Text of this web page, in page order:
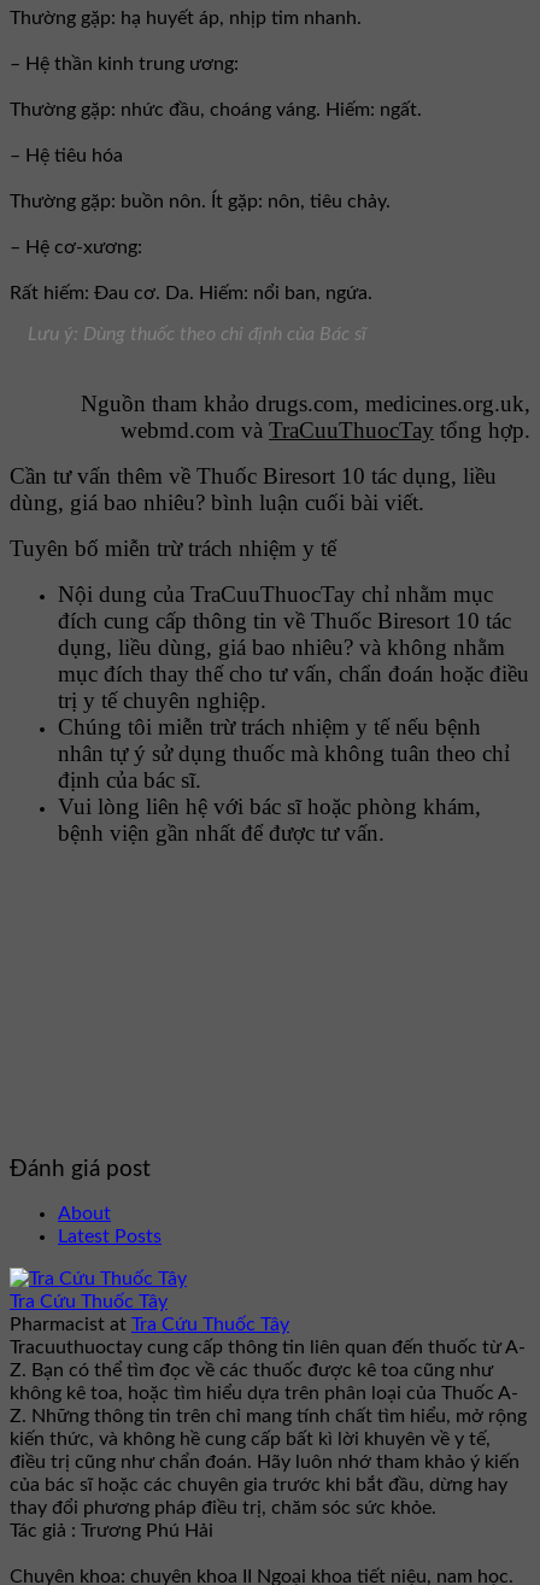
Thường gặp: hạ huyết áp, nhịp tim nhanh.
– Hệ thần kinh trung ương:
Thường gặp: nhức đầu, choáng váng. Hiếm: ngất.
– Hệ tiêu hóa
Thường gặp: buồn nôn. Ít gặp: nôn, tiêu chảy.
– Hệ cơ-xương:
Rất hiếm: Ðau cơ. Da. Hiếm: nổi ban, ngứa.
Lưu ý: Dùng thuốc theo chỉ định của Bác sĩ
Nguồn tham khảo drugs.com, medicines.org.uk,
webmd.com và TraCuuThuocTay tổng hợp.
Cần tư vấn thêm về Thuốc Biresort 10 tác dụng, liều
dùng, giá bao nhiêu? bình luận cuối bài viết.
Tuyên bố miễn trừ trách nhiệm y tế
Nội dung của TraCuuThuocTay chỉ nhằm mục
đích cung cấp thông tin về Thuốc Biresort 10 tác
dụng, liều dùng, giá bao nhiêu? và không nhằm
mục đích thay thế cho tư vấn, chẩn đoán hoặc điều
trị y tế chuyên nghiệp.
Chúng tôi miễn trừ trách nhiệm y tế nếu bệnh
nhân tự ý sử dụng thuốc mà không tuân theo chỉ
định của bác sĩ.
Vui lòng liên hệ với bác sĩ hoặc phòng khám,
bệnh viện gần nhất để được tư vấn.
Đánh giá post
About
Latest Posts
Tra Cứu Thuốc Tây
Pharmacist at Tra Cứu Thuốc Tây
Tracuuthuoctay cung cấp thông tin liên quan đến thuốc từ A-
Z. Bạn có thể tìm đọc về các thuốc được kê toa cũng như
không kê toa, hoặc tìm hiểu dựa trên phân loại của Thuốc A-
Z. Những thông tin trên chỉ mang tính chất tìm hiểu, mở rộng
kiến thức, và không hề cung cấp bất kì lời khuyên về y tế,
điều trị cũng như chẩn đoán. Hãy luôn nhớ tham khảo ý kiến
của bác sĩ hoặc các chuyên gia trước khi bắt đầu, dừng hay
thay đổi phương pháp điều trị, chăm sóc sức khỏe.
Tác giả : Trương Phú Hải
Chuyên khoa: chuyên khoa II Ngoại khoa tiết niệu, nam học.